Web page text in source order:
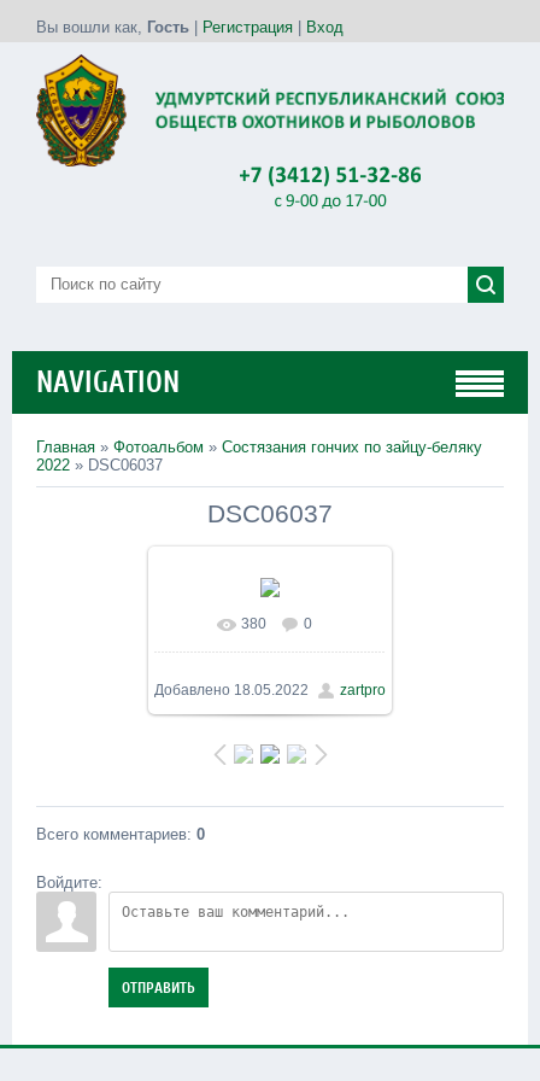
Вы вошли как, Гость Регистрация Вход
NAVIGATION
Главная » Фотоальбом » Состязания гончих по зайцу-беляку
2022 » DSC06037
DSC06037
В реальном размере
1600x900 / 475.3Kb
380 0
Добавлено 18.05.2022 zartpro
Всего комментариев: 0
Войдите:
ОТПРАВИТЬ